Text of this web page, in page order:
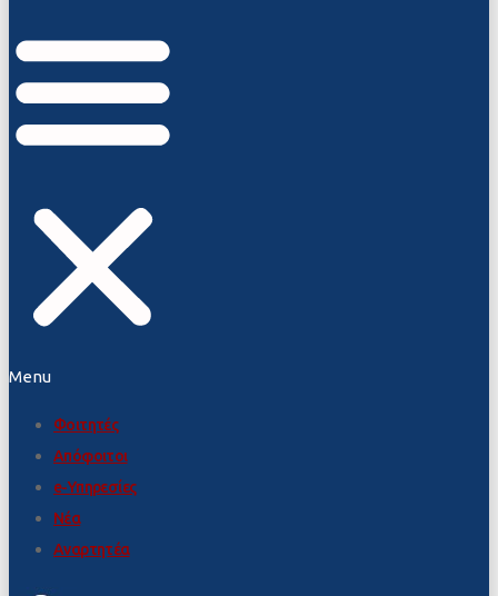
Menu
Φοιτητές
Απόφοιτοι
e-Υπηρεσίες
Νέα
Αναρτητέα